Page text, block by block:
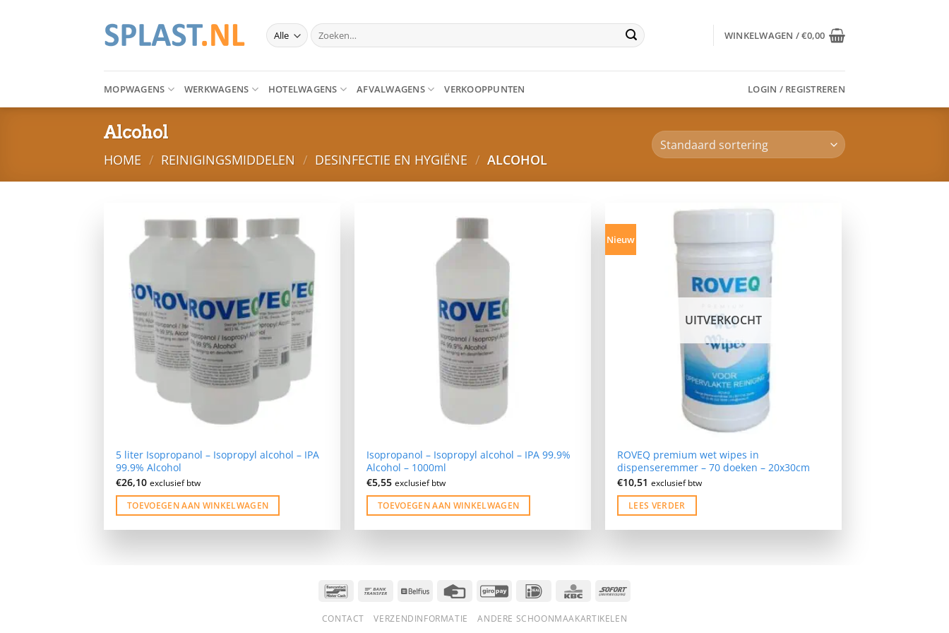
Zoeken
naar:
WINKELWAGEN /€0,00
MOPWAGENS WERKWAGENS HOTELWAGENS AFVALWAGENS VERKOOPPUNTEN LOGIN / REGISTREREN
Alcohol
HOME / REINIGINGSMIDDELEN / DESINFECTIE EN HYGIËNE / ALCOHOL
5 liter Isopropanol – Isopropyl alcohol – IPA
99.9% Alcohol
€26,10 exclusief btw
TOEVOEGEN AAN WINKELWAGEN
Isopropanol – Isopropyl alcohol – IPA 99.9%
Alcohol – 1000ml
€5,55 exclusief btw
TOEVOEGEN AAN WINKELWAGEN
Nieuw
UITVERKOCHT
ROVEQ premium wet wipes in
dispenseremmer – 70 doeken – 20x30cm
€10,51 exclusief btw
LEES VERDER
BancontactBank
Belfius
Credit
GiroPay IDeal KBC Sofort
CONTACT VERZENDINFORMATIE ANDERE SCHOONMAAKARTIKELEN